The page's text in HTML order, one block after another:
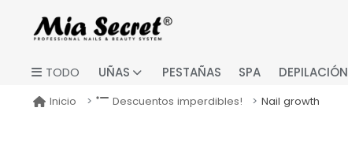
TODO UÑAS PESTAÑAS SPA DEPILACIÓN
Inicio Descuentos imperdibles! Nail growth